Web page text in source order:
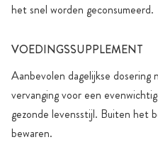
het snel worden geconsumeerd.
VOEDINGSSUPPLEMENT
Aanbevolen dagelijkse
vervanging voor een
gezonde levensstijl. Buiten het
bewaren.